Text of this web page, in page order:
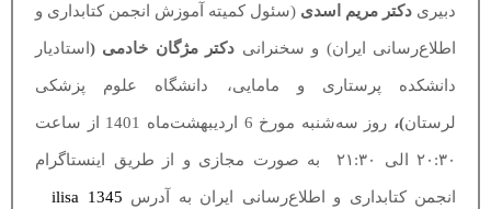
دبیری دکتر مریم اسدی (سئول کمیته آموزش انجمن کتابداری و
اطلاع‌رسانی ایران) و سخنرانی دکتر مژگان خادمی (استادیار
دانشکده پرستاری و مامایی، دانشگاه علوم پزشکی
لرستان)، روز سه‌شنبه مورخ 6 اردیبهشت‌ماه 1401 از ساعت
۲۰:۳۰ الی ۲۱:۳۰ به صورت مجازی و از طریق اینستاگرام
انجمن کتابداری و اطلاع‌رسانی ایران به آدرس ilisa 1345